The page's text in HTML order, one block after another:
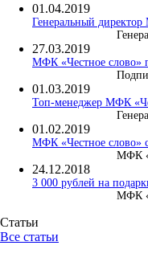
01.04.2019
Генеральный
27.03.2019
МФК «Честное слово»
01.03.2019
Топ-менеджер МФК
01.02.2019
МФК «Честное слово»
МФК
24.12.2018
3 000 рублей на
МФК
Статьи
Все статьи